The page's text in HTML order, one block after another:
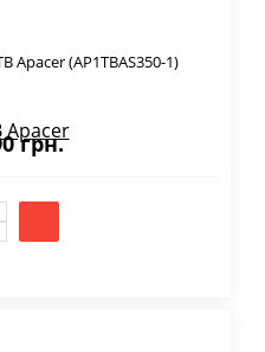
Apacer (AP1TBAS350-1)
грн.